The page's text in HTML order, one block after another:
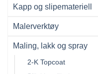
Kapp og slipemateriell
Malerverktøy
Maling, lakk og spray
2-K Topcoat